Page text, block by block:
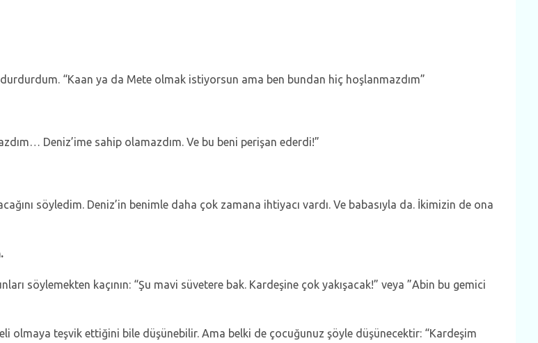
“Kaan ya da Mete olmak istiyorsun ama ben bundan hiç hoşlanmazdım”
Deniz’ime sahip olamazdım. Ve bu beni perişan ederdi!”
söyledim. Deniz’in benimle daha çok zamana ihtiyacı vardı. Ve babasıyla da. İkimizin de ona
söylemekten kaçının: “Şu mavi süvetere bak. Kardeşine çok yakışacak!” veya ”Abin bu gemici
olmaya teşvik ettiğini bile düşünebilir. Ama belki de çocuğunuz şöyle düşünecektir: “Kardeşim